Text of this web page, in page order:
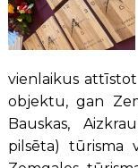
vienlaikus
objektu, gan
Bauskas,
pilsēta) tūrisma